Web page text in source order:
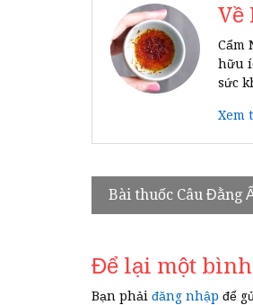
Về
Cẩm
hữu
sức
Xem
Điều
hướng
bài
viết
Bài thuốc Câu Đằng
Để lại một
Bạn phải đăng nhập để